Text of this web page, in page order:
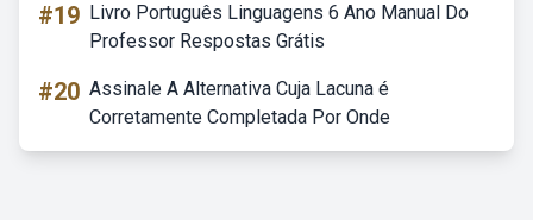
#19 Livro Português Linguagens 6 Ano Manual Do
Professor Respostas Grátis
#20 Assinale A Alternativa Cuja Lacuna é
Corretamente Completada Por Onde